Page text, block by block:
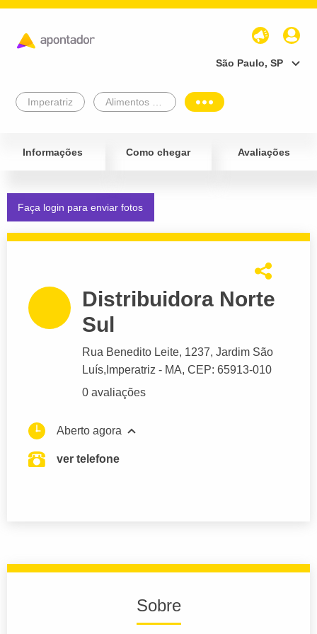
São Paulo, SP
Imperatriz
Informações Como chegar Avaliações
Faça login para enviar fotos
Distribuidora Norte
Sul
Rua Benedito Leite, 1237, Jardim São
Luís, Imperatriz - MA, CEP: 65913-010
0 avaliações
Aberto agora
ver telefone
Sobre